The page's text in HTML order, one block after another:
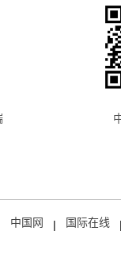
中国网 | 国际在线